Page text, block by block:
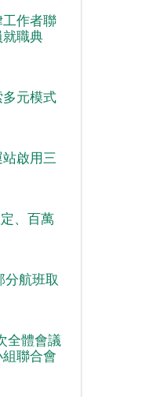
作者聯
職典
元模式
啟用三
、百萬
航班取
全體會議
聯合會